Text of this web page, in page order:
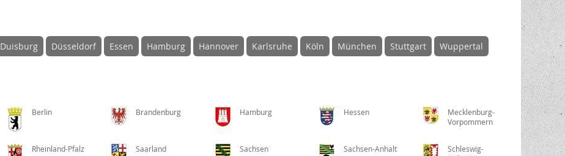
Duisburg Düsseldorf Essen Hamburg Hannover Karlsruhe Köln München Stuttgart Wuppertal
Berlin Brandenburg Hamburg Hessen
Mecklenburg-
Vorpommern
Rheinland-Pfalz Saarland Sachsen Sachsen-Anhalt
Schleswig-